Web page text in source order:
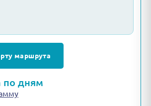
маршрута
по дням